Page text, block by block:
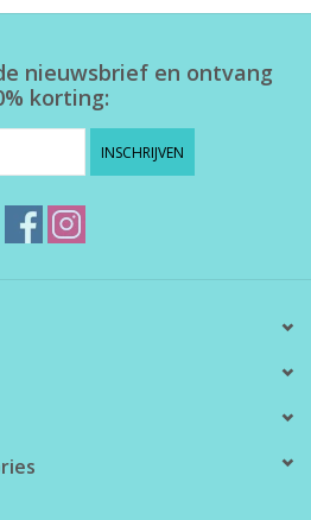
nieuwsbrief en ontvang
korting:
INSCHRIJVEN